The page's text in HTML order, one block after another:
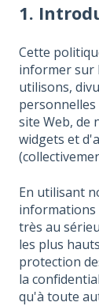
1.
Cette
informer sur
utilisons,
site Web, de
widgets et
En utilisant
informations
très au
les plus
protection
la
qu'à toute